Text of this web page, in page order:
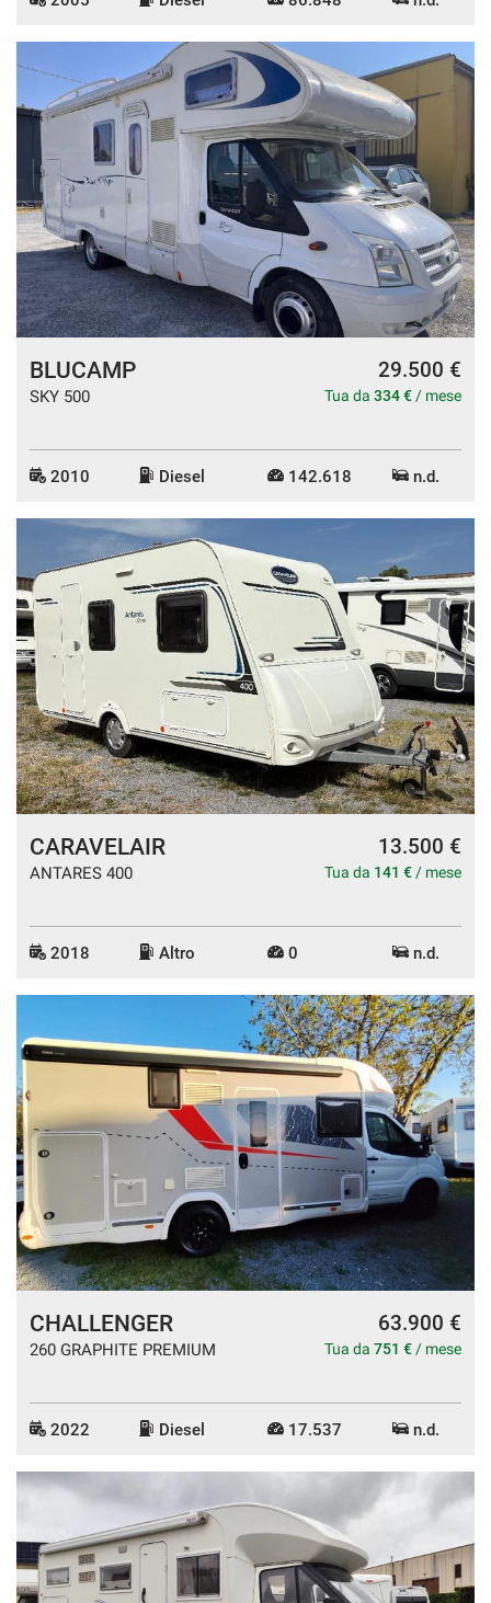
BLUCAMP
SKY 500
29.500 €
Tua da 334 € / mese
2010 Diesel 142.618 n.d.
CARAVELAIR
ANTARES 400
13.500 €
Tua da 141 € / mese
2018 Altro 0 n.d.
CHALLENGER
260 GRAPHITE PREMIUM
63.900 €
Tua da 751 € / mese
2022 Diesel 17.537 n.d.
Cookie necessari
Cookie delle preferenze
Cookie per il miglioramento dell'esperienza utente
Cookie analitici
la
cookie
policy
Salva
impostazioni